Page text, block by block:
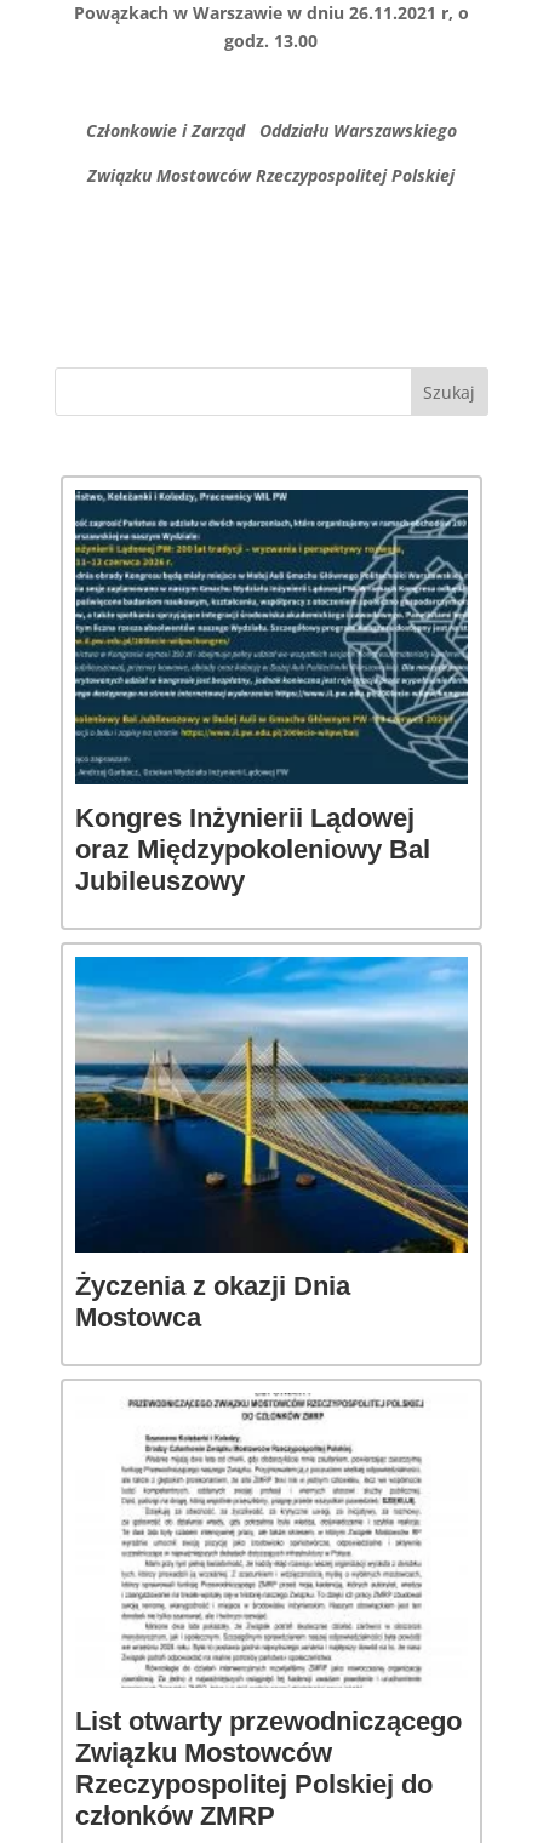
Powązkach w Warszawie w dniu 26.11.2021 r, o
godz. 13.00
Członkowie i Zarząd
Oddziału Warszawskiego
Związku Mostowców Rzeczypospolitej Polskiej
Kongres Inżynierii Lądowej
oraz Międzypokoleniowy Bal
Jubileuszowy
Życzenia z okazji Dnia
Mostowca
List otwarty przewodniczącego
Związku Mostowców
Rzeczypospolitej Polskiej do
członków ZMRP